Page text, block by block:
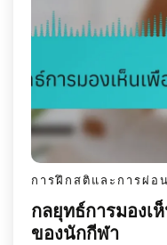
การฝึกสติและการผ่อ
กลยุทธ์การมองเ
ของนักกีฬา